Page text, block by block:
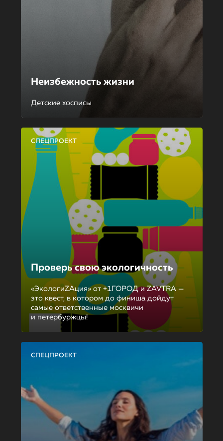
Неизбежность жизни
Детские хосписы
СПЕЦПРОЕКТ
Проверь свою экологичность
«ЭкологиZAция» от +1ГОРОД и ZAVTRA —
это квест, в котором до финиша дойдут
самые ответственные москвичи
и петербуржцы!
СПЕЦПРОЕКТ